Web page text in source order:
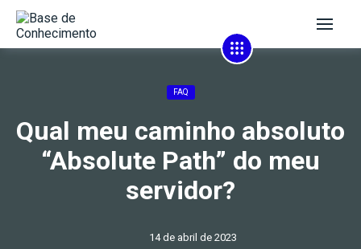
FAQ
Qual meu caminho absoluto
“Absolute Path” do meu
servidor?
14 de abril de 2023